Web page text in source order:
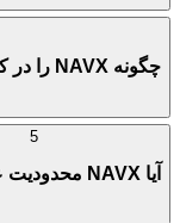
چگونه NAVX را در کیف پول من ذخیره کنم؟
آیا NAVX محدودیت عرضه دارد؟